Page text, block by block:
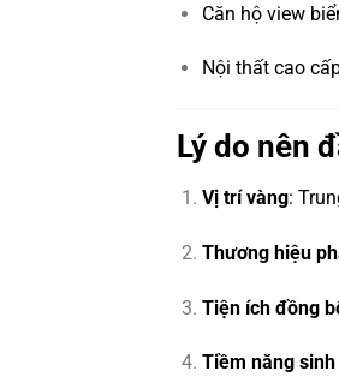
Căn hộ view
Nội thất cao
Lý do nên
Vị trí vàng:
Thương hiệu
Tiện ích đồng
Tiềm năng